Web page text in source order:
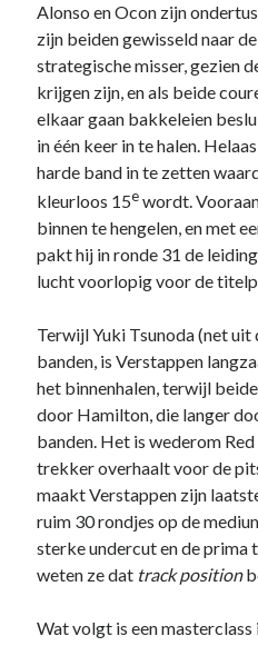
Alonso en Ocon zijn
zijn beiden gewisseld naar
strategische misser, gezien
krijgen zijn, en als beide
elkaar gaan bakkeleien
in één keer in te halen.
harde band in te zetten
kleurloos 15ewordt.
binnen te hengelen, en met
pakt hij in ronde 31 de
lucht voorlopig voor de
Terwijl Yuki Tsunoda (net
banden, is Verstappen
het binnenhalen, terwijl
door Hamilton, die langer
banden. Het is wederom
trekker overhaalt voor de
maakt Verstappen zijn
ruim 30 rondjes op de
sterke undercut en de prima
weten ze dat track position
Wat volgt is een